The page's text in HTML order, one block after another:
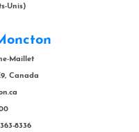
Unis)
Maillet
Canada
8336